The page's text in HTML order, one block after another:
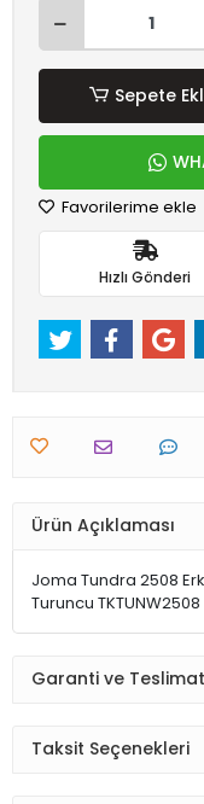
Sepete
Favorilerime ekle
Hızlı Gönderi
Ürün Açıklaması
Joma Tundra 2508
Turuncu TKTUNW2508
Garanti ve Teslimat
Taksit Seçenekleri